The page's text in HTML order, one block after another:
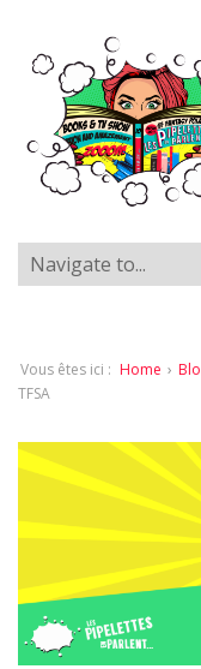
Vous êtes ici : Home ›
TFSA